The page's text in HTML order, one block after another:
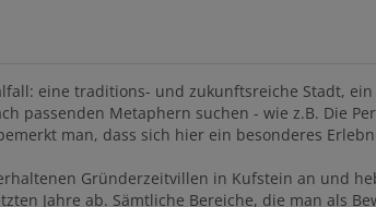
eine traditions- und zukunftsreiche Stadt,
passenden Metaphern suchen - wie z.B. Die
man, dass sich hier ein besonderes
Gründerzeitvillen in Kufstein an und
Jahre ab. Sämtliche Bereiche, die man als